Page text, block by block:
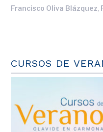
Francisco Oliva Blázquez,
CURSOS DE